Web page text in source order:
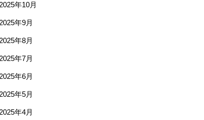
2025年10月
2025年9月
2025年8月
2025年7月
2025年6月
2025年5月
2025年4月